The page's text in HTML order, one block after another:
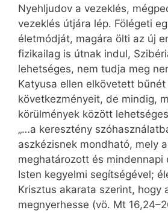
Nyehljudov a vezeklés,
vezeklés útjára lép. Fölégeti
életmódját, magára ölti az új
fizikailag is útnak indul,
lehetséges, nem tudja meg
Katyusa ellen elkövetett bűnét
következményeit, de mindig,
körülmények között
„…a keresztény
aszkézisnek mondható, mely
meghatározott és mindennapi
Isten kegyelmi segítségével;
Krisztus akarata szerint, hogy
megnyerhesse (vö. Mt